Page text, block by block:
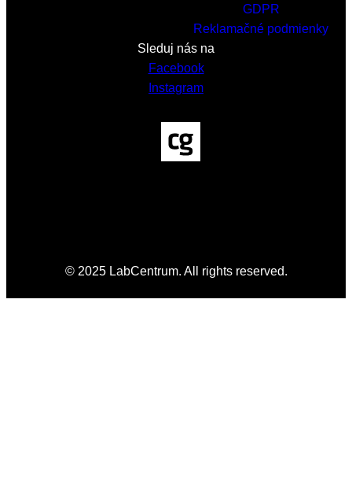
GDPR
Reklamačné podmienky
Sleduj nás na
Facebook
Instagram
© 2025 LabCentrum. All rights reserved.